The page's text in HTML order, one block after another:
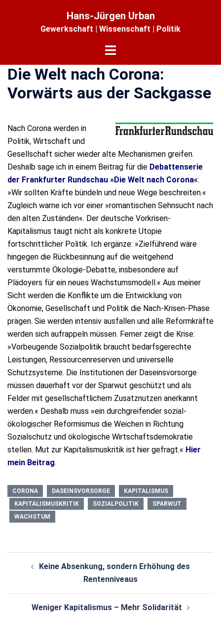
Hans-Jürgen Urban
Gewerkschaft | Wissenschaft | Politik
Menü
Die Welt nach Corona:
Vorwärts aus der Sackgasse
Nach Corona werden in
Politik, Wirtschaft und
Gesellschaft sicher wieder alte Mechanismen greifen.
Deshalb sage ich in einem Beitrag für die Debattenserie
der Frankfurter Rundschau »Die Welt nach Corona«:
»Wir sollten Kräfte bündeln und neue Wege beschreiten.«
Zugleich warne ich vor einer »romantischen Sehnsucht nach
den alten Zuständen«. Der deutsche Vorkrisen-
Kapitalismus taugt nicht als konkrete Utopie
fortschrittlicher Politik. Ich ergänze: »Zielführend wäre
hingegen die Rückbesinnung auf die weitgehend
verstummte Ökologie-Debatte, insbesondere auf
Plädoyers für ein neues Wachstumsmodell.« Aus meiner
Sicht werden die Konflikte um die Entwicklung von
Ökonomie, Gesellschaft und Politik die Nach-Krisen-Phase
prägen. Sie werden intensiv ausfallen und alle Reformkräfte
werden sich aufrappeln müssen. Ferner zeigt die Krise:
»Vorbeugende Sozialpolitik braucht bedarfsgerechte
Leistungen, Ressourcenreserven und universelle
Schutzsysteme. Die Institutionen der Daseinsvorsorge
müssen dauerhaft vor der Sparwut geschützt und als
Felder mit gesellschaftlichem Zusatznutzen anerkannt
werden.« Deshalb muss »ein durchgreifender sozial-
ökologischer Reformismus die Weichen in Richtung
Sozialschutz und ökologische Wirtschaftsdemokratie
stellen. Mut zur Kapitalismuskritik ist hier gefragt.« Hier
mein Beitrag.
CORONA DASEINSVORSORGE
KAPITALISMUS
KAPITALISMUSKRITIK
SOZIALPOLITIK
SPARWUT
WACHSTUM
Beitragsnavigation
Keine Absenkung, sondern Erhöhung des
Rentenniveaus
Weniger Kapitalismus – Mehr Solidarität